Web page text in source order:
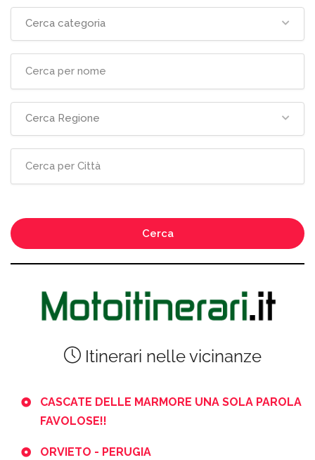
Cerca categoria
Cerca Regione
Cerca
Itinerari nelle vicinanze
CASCATE DELLE MARMORE UNA SOLA PAROLA
FAVOLOSE!!
ORVIETO - PERUGIA